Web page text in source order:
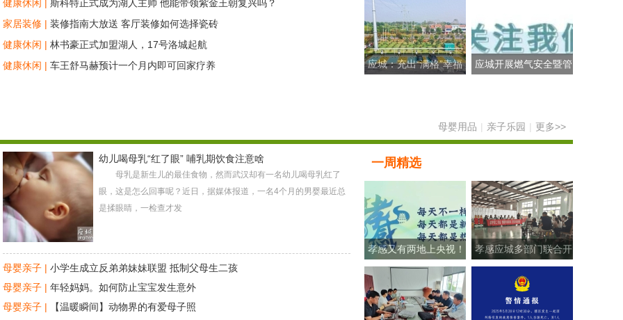
健康休闲 | 斯科特正式成为湖人主帅 他能带领紫金王朝复兴吗？
家居装修 | 装修指南大放送 客厅装修如何选择瓷砖
健康休闲 | 林书豪正式加盟湖人，17号洛城起航
健康休闲 | 车王舒马赫预计一个月内即可回家疗养
应城：充出“满格”幸福
应城开展燃气安全暨管
母婴用品 | 亲子乐园 | 更多>>
幼儿喝母乳“红了眼” 哺乳期饮食注意啥
母乳是新生儿的最佳食物，然而武汉却有一名幼儿喝母乳红了
眼，这是怎么回事呢？近日，据媒体报道，一名4个月的男婴最近总
是揉眼睛，一检查才发
母婴亲子 | 小学生成立反弟弟妹妹联盟 抵制父母生二孩
母婴亲子 | 年轻妈妈。如何防止宝宝发生意外
母婴亲子 |
【温暖瞬间】动物界的有爱母子照
一周精选
孝感又有两地上央视！
这次出圈的是……
孝感应城多部门联合开
展“民法典进企业”活动